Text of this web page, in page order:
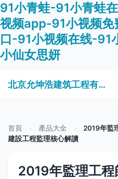
91小青蛙-91小青蛙
视频app-91小视频免
口-91小视频在线-91
小仙女思妍
北京允坤浩建筑工程有限公司
首頁 產品大全
2019年監
建設工程監理核心解讀
2019年監理工